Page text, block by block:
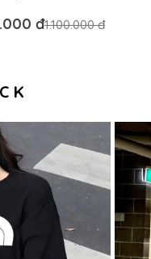
đ1.100.000 đ